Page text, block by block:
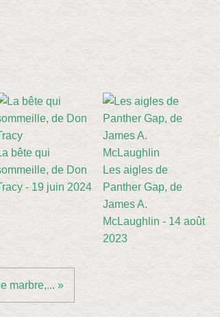
bête qui
de Don
- 19 juin 2024
Les aigles de
Panther Gap, de
James A.
McLaughlin - 14 août
2023
marbre,... »